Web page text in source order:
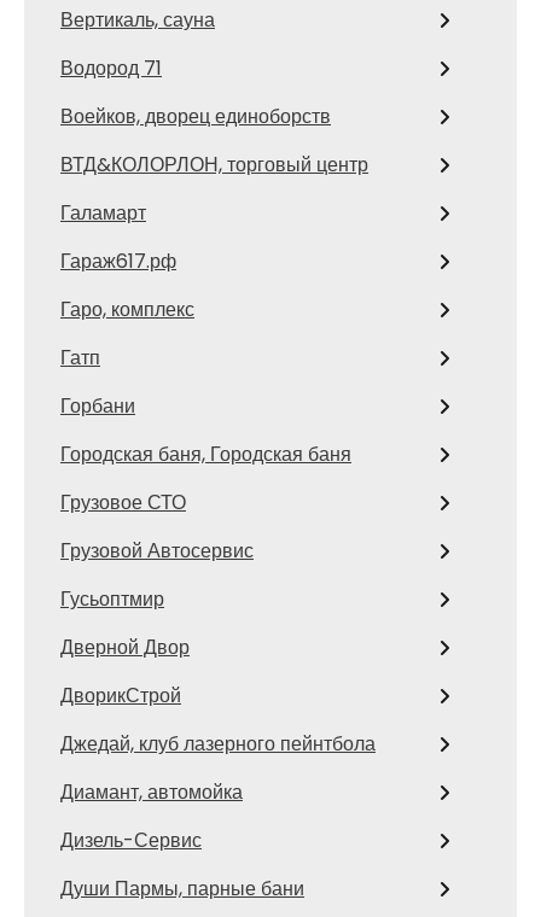
Вертикаль, сауна
Водород 71
Воейков, дворец единоборств
ВТД&КОЛОРЛОН, торговый центр
Галамарт
Гараж617.рф
Гаро, комплекс
Гатп
Горбани
Городская баня, Городская баня
Грузовое СТО
Грузовой Автосервис
Гусьоптмир
Дверной Двор
ДворикСтрой
Джедай, клуб лазерного пейнтбола
Диамант, автомойка
Дизель-Сервис
Души Пармы, парные бани